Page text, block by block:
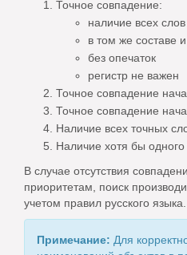
Точное совпадение:
наличие всех слов
в том же составе
без опечаток
регистр не важен
Точное совпадение
Точное совпадение
Наличие всех точных
Наличие хотя бы одного
В случае отсутствия
приоритетам, поиск
учетом правил русского языка.
Примечание: Для